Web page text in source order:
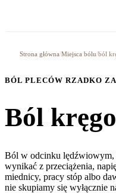
Strona główna/Miejsca bólu/ból
BÓL PLECÓW RZADKO
Ból
Ból w odcinku lędźwiowym,
wynikać z przeciążenia,
miednicy, pracy stóp albo
nie skupiamy się wyłącznie